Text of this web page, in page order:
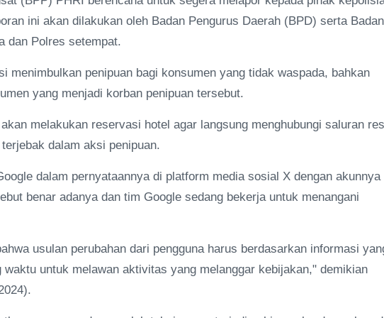
ini akan dilakukan oleh Badan Pengurus Daerah (BPD) serta Badan
dan Polres setempat.
menimbulkan penipuan bagi konsumen yang tidak waspada, bahkan
yang menjadi korban penipuan tersebut.
melakukan reservasi hotel agar langsung menghubungi saluran
dalam aksi penipuan.
dalam pernyataannya di platform media sosial X dengan akunnya
benar adanya dan tim Google sedang bekerja untuk menangani
usulan perubahan dari pengguna harus berdasarkan informasi
untuk melawan aktivitas yang melanggar kebijakan," demikian